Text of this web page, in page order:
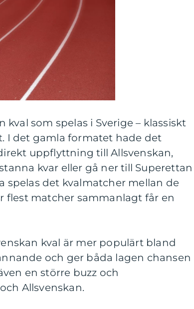
som spelas i Sverige – klassiskt
I det gamla formatet hade det
uppflyttning till Allsvenskan,
kvar eller gå ner till Superettan
spelas det kvalmatcher mellan de
flest matcher sammanlagt får en
kval är mer populärt bland
och ger båda lagen chansen
en större buzz och
Allsvenskan.